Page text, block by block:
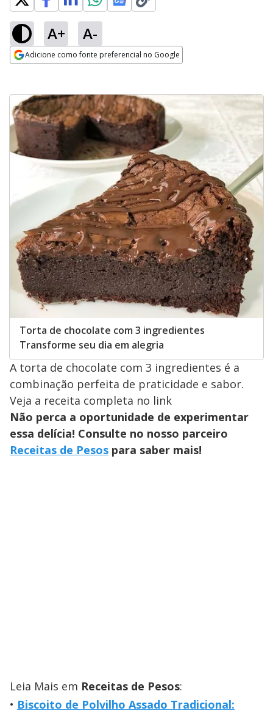
A+ A-
Adicione como fonte preferencial no Google
Torta de chocolate com 3 ingredientes
Transforme seu dia em alegria
A torta de chocolate com 3 ingredientes é a
combinação perfeita de praticidade e sabor.
Veja a receita completa no link
Não perca a oportunidade de experimentar
essa delícia! Consulte no nosso parceiro
Receitas de Pesos para saber mais!
Leia Mais em Receitas de Pesos:
Biscoito de Polvilho Assado Tradicional: